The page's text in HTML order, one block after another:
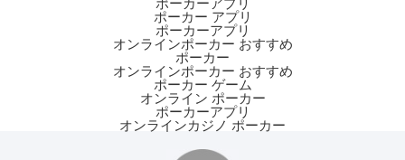
ポーカー アプリ
ポーカーアプリ
オンラインポーカー おすすめ
ポーカー
オンラインポーカー おすすめ
ポーカー ゲーム
オンライン ポーカー
ポーカーアプリ
オンラインカジノ ポーカー